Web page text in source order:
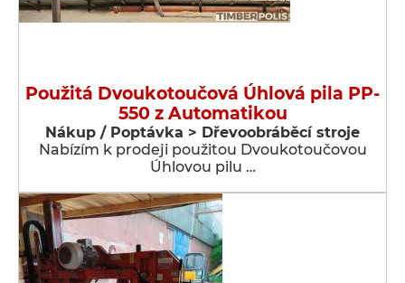
Použitá Dvoukotoučová Úhlová pila PP-
550 z Automatikou
Nákup / Poptávka > Dřevoobráběcí stroje
Nabízím k prodeji použitou Dvoukotoučovou
Úhlovou pilu …